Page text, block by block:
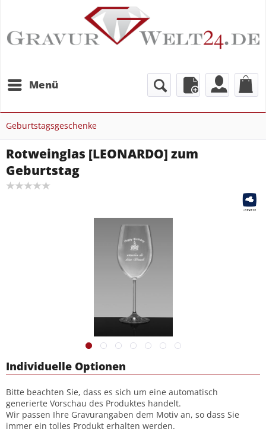
Menü
Geburtstagsgeschenke
Rotweinglas [LEONARDO] zum
Geburtstag
Individuelle Optionen
Bitte beachten Sie, dass es sich um eine automatisch
generierte Vorschau des Produktes handelt.
Wir passen Ihre Gravurangaben dem Motiv an, so dass Sie
immer ein tolles Produkt erhalten werden.